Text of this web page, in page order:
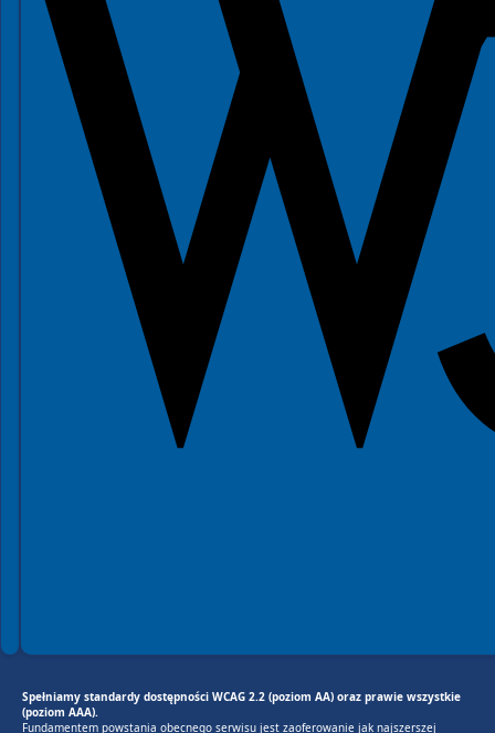
Spełniamy standardy dostępności WCAG 2.2 (poziom AA) oraz prawie wszystkie
(poziom AAA).
Fundamentem powstania obecnego serwisu jest zaoferowanie jak najszerszej